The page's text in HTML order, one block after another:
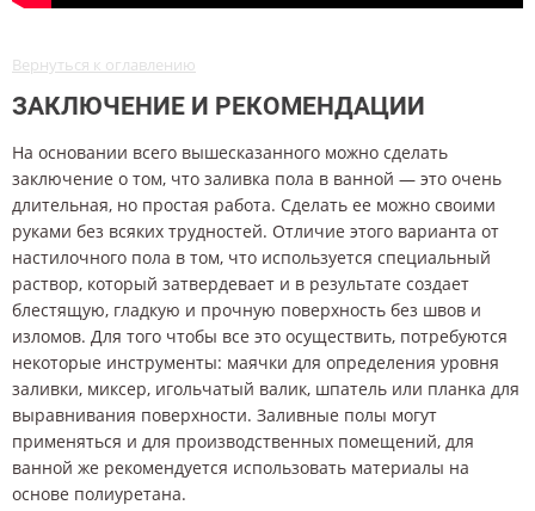
Вернуться к оглавлению
ЗАКЛЮЧЕНИЕ И РЕКОМЕНДАЦИИ
На основании всего вышесказанного можно сделать
заключение о том, что заливка пола в ванной — это очень
длительная, но простая работа. Сделать ее можно своими
руками без всяких трудностей. Отличие этого варианта от
настилочного пола в том, что используется специальный
раствор, который затвердевает и в результате создает
блестящую, гладкую и прочную поверхность без швов и
изломов. Для того чтобы все это осуществить, потребуются
некоторые инструменты: маячки для определения уровня
заливки, миксер, игольчатый валик, шпатель или планка для
выравнивания поверхности. Заливные полы могут
применяться и для производственных помещений, для
ванной же рекомендуется использовать материалы на
основе полиуретана.